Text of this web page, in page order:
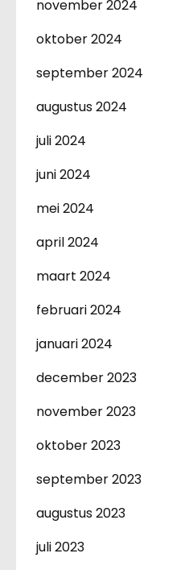
november 2024
oktober 2024
september 2024
augustus 2024
juli 2024
juni 2024
mei 2024
april 2024
maart 2024
februari 2024
januari 2024
december 2023
november 2023
oktober 2023
september 2023
augustus 2023
juli 2023